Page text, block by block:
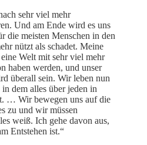
sehr viel mehr
Und am Ende wird es uns
die meisten Menschen in den
nützt als schadet. Meine
Welt mit sehr viel mehr
haben werden, und unser
überall sein. Wir leben nun
dem alles über jeden in
… Wir bewegen uns auf die
zu und wir müssen
weiß. Ich gehe davon aus,
Entstehen ist.“